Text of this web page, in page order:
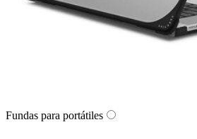
Fundas para portátiles